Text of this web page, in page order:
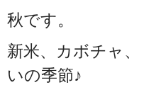
秋です。
新米、カボチャ
いの季節♪